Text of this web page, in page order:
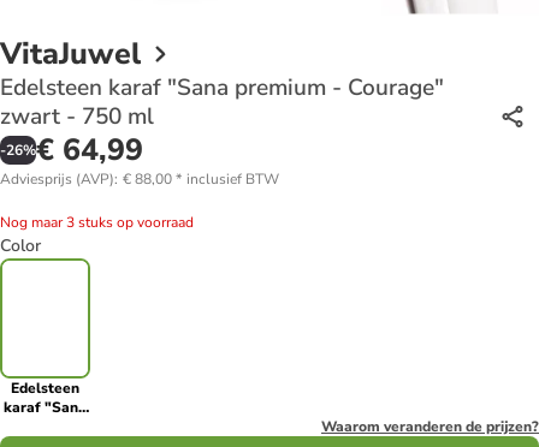
VitaJuwel
Edelsteen karaf "Sana premium - Courage"
zwart - 750 ml
-26%€ 64,99
Adviesprijs (AVP): € 88,00* inclusief BTW
Nog maar 3 stuks op voorraad
Color
Edelsteen
karaf "Sana
Waarom veranderen de prijzen?